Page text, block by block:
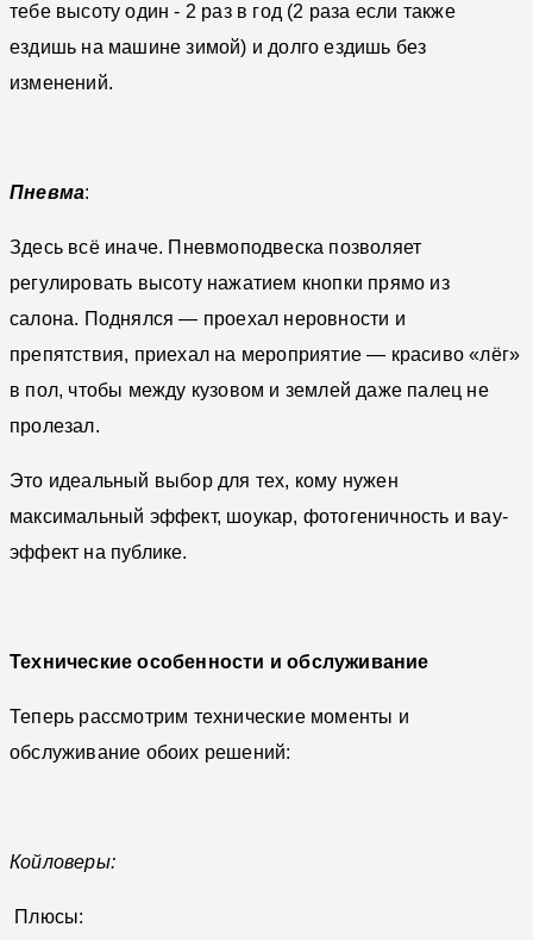
тебе высоту один - 2 раз в год (2 раза если также
ездишь на машине зимой) и долго ездишь без
изменений.
Пневма:
Здесь всё иначе. Пневмоподвеска позволяет
регулировать высоту нажатием кнопки прямо из
салона. Поднялся — проехал неровности и
препятствия, приехал на мероприятие — красиво «лёг»
в пол, чтобы между кузовом и землей даже палец не
пролезал.
Это идеальный выбор для тех, кому нужен
максимальный эффект, шоукар, фотогеничность и вау-
эффект на публике.
Технические особенности и обслуживание
Теперь рассмотрим технические моменты и
обслуживание обоих решений:
Койловеры:
Плюсы: